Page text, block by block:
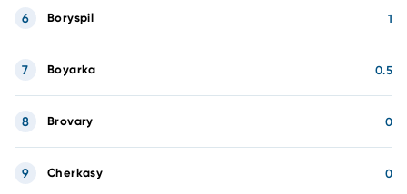
Boryspil 1
6
Boyarka 0.5
7
Brovary 0
8
Cherkasy 0
9